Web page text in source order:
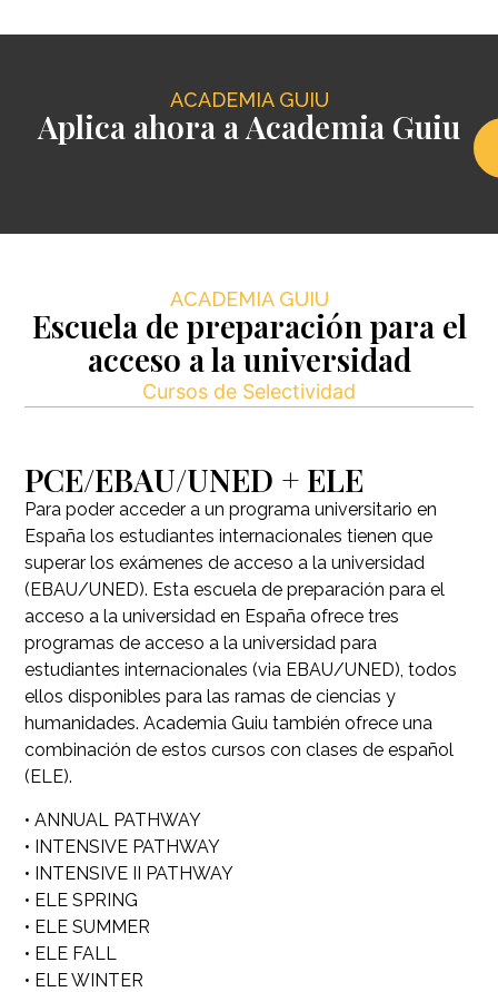
ACADEMIA GUIU
Aplica ahora a Academia Guiu
ACADEMIA GUIU
Escuela de preparación para el
acceso a la universidad
Cursos de Selectividad
PCE/EBAU/UNED + ELE
Para poder acceder a un programa universitario en
España los estudiantes internacionales tienen que
superar los exámenes de acceso a la universidad
(EBAU/UNED). Esta escuela de preparación para el
acceso a la universidad en España ofrece tres
programas de acceso a la universidad para
estudiantes internacionales (via EBAU/UNED), todos
ellos disponibles para las ramas de ciencias y
humanidades. Academia Guiu también ofrece una
combinación de estos cursos con clases de español
(ELE).
• ANNUAL PATHWAY
• INTENSIVE PATHWAY
• INTENSIVE II PATHWAY
• ELE SPRING
• ELE SUMMER
• ELE FALL
• ELE WINTER